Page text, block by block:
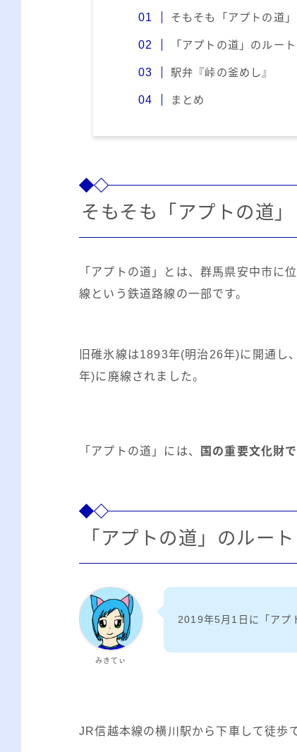
そもそも「アプトの道」
「アプトの道」のルート
駅弁『峠の釜めし』
まとめ
そもそも「アプトの道」
「アプトの道」とは、群馬県安中市に
線という鉄道路線の一部です。
旧碓氷線は1893年(明治26年)に開通し
年)に廃線されました。
「アプトの道」には、 国の重要文化財
「アプトの道」のルート
みきてぃ
2019年5月1日に「アプ
JR信越本線の横川駅から下車して徒歩